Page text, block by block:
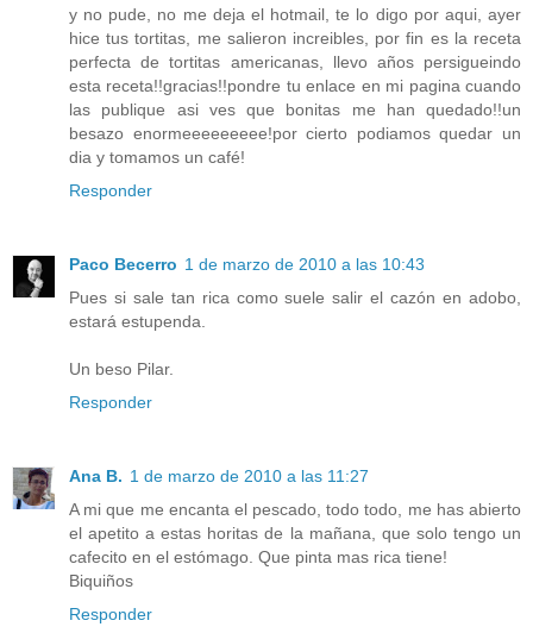
y no pude, no me deja el hotmail, te lo digo por aqui, ayer
hice tus tortitas, me salieron increibles, por fin es la receta
perfecta de tortitas americanas, llevo años persigueindo
esta receta!!gracias!!pondre tu enlace en mi pagina cuando
las publique asi ves que bonitas me han quedado!!un
besazo enormeeeeeeeee!por cierto podiamos quedar un
dia y tomamos un café!
Responder
Paco Becerro 1 de marzo de 2010 a las 10:43
Pues si sale tan rica como suele salir el cazón en adobo,
estará estupenda.
Un beso Pilar.
Responder
Ana B. 1 de marzo de 2010 a las 11:27
A mi que me encanta el pescado, todo todo, me has abierto
el apetito a estas horitas de la mañana, que solo tengo un
cafecito en el estómago. Que pinta mas rica tiene!
Biquiños
Responder